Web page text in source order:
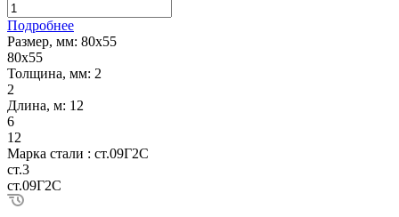
Подробнее
Размер, мм: 80х55
80х55
Толщина, мм: 2
2
Длина, м: 12
6
12
Марка стали : ст.09Г2С
ст.3
ст.09Г2С